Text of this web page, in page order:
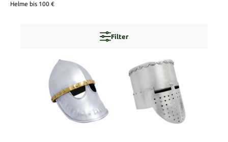
Helme bis 100 €
Filter